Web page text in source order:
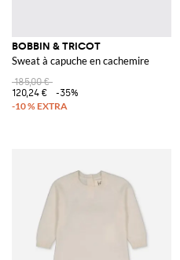
BOBBIN & TRICOT
Sweat à capuche en cachemire
185,00 €
120,24 €
-35%